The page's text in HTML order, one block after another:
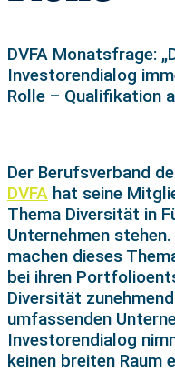
DVFA Monatsfrage:
Investorendialog
Rolle – Qualifikation
Der Berufsverband
DVFA hat seine
Thema Diversität in
Unternehmen
machen dieses
bei ihren
Diversität
umfassenden
Investorendialog
keinen breiten Raum